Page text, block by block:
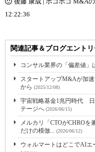
12:22:36
関連記事＆ブログエント
コンサル業界の「偏差値
スタートアップM&Aが加
から (2025/12/08)
宇宙戦略基金1兆円時代 日
テージへ (2026/06/15)
メルカリ「CTOがCHRO
だけの模倣...
(2026/06/12)
ウォルマートはどこでAI